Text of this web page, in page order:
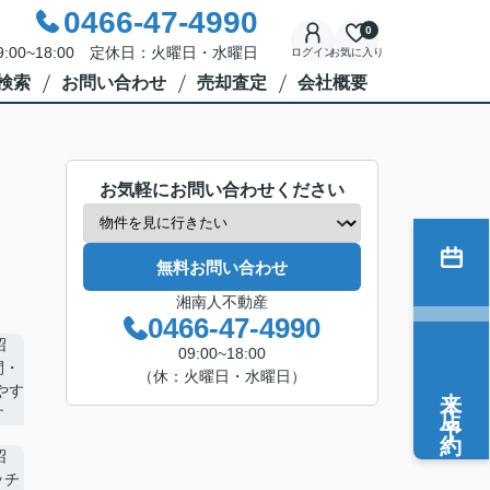
0466-47-4990
定休日：火曜日・水曜日 ログインお気に入り
0
索 お問い合わせ 売却査定 会社概要
お気軽にお問い合わせください
無料お問い合わせ
湘南人不動産
0466-47-4990
09:00~18:00
（休：火曜日・水曜日）
来店予約